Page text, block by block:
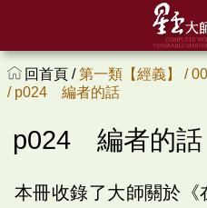
回首頁 /第一類【經義】 /
/ p024 編者的話
p024 編者的話
本冊收錄了大師關於《